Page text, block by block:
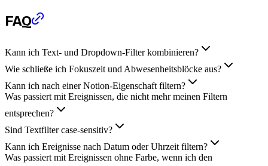
FAQ
Kann ich Text- und Dropdown-Filter kombinieren?
Wie schließe ich Fokuszeit und Abwesenheitsblöcke aus?
Kann ich nach einer Notion-Eigenschaft filtern?
Was passiert mit Ereignissen, die nicht mehr meinen Filtern
entsprechen?
Sind Textfilter case-sensitiv?
Kann ich Ereignisse nach Datum oder Uhrzeit filtern?
Was passiert mit Ereignissen ohne Farbe, wenn ich den